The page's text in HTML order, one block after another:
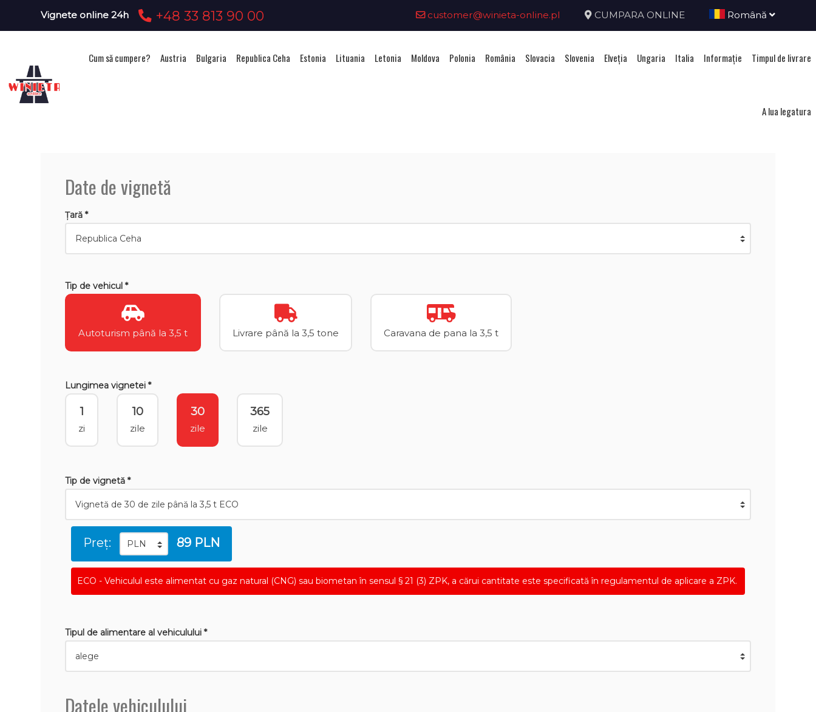
Vignete online 24h +48 33 813 90 00 customer@winieta-online.pl CUMPARA ONLINE Română
Cum să cumpere? Austria Bulgaria Republica Ceha Estonia Lituania Letonia Moldova Polonia România Slovacia Slovenia Elveţia Ungaria Italia Informație Timpul de livrare
A lua legatura
Date de vignetă
Țară *
Tip de vehicul *
Autoturism până la 3,5 t Livrare până la 3,5 tone Caravana de pana la 3,5 t
Lungimea vignetei *
1
zi
10
zile
30
zile
365
zile
Tip de vignetă *
Preț: 89 PLN
ECO - Vehiculul este alimentat cu gaz natural (CNG) sau biometan în sensul § 21 (3) ZPK, a cărui cantitate este specificată în regulamentul de aplicare a ZPK.
Tipul de alimentare al vehiculului *
Datele vehiculului